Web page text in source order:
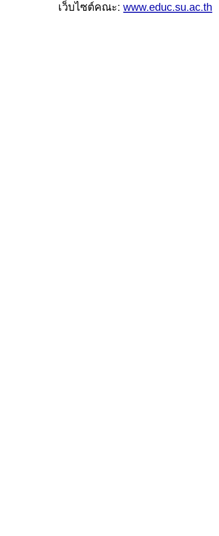
เว็บไซต์คณะ:www.educ.su.ac.th